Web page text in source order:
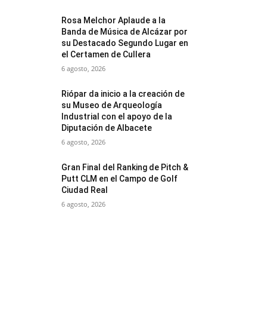
Rosa Melchor Aplaude a la
Banda de Música de Alcázar por
su Destacado Segundo Lugar en
el Certamen de Cullera
6 agosto, 2026
Riópar da inicio a la creación de
su Museo de Arqueología
Industrial con el apoyo de la
Diputación de Albacete
6 agosto, 2026
Gran Final del Ranking de Pitch &
Putt CLM en el Campo de Golf
Ciudad Real
6 agosto, 2026